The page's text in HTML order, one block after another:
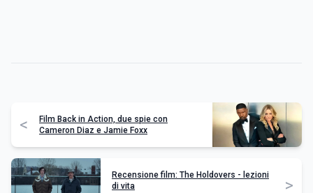
<
Film Back in Action, due spie con
Cameron Diaz e Jamie Foxx
Recensione film: The Holdovers - lezioni
di vita
>